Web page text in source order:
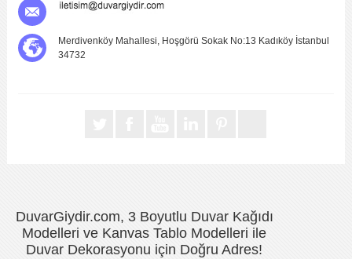
Merdivenköy Mahallesi, Hoşgörü Sokak No:13 Kadıköy İstanbul
34732
DuvarGiydir.com, 3 Boyutlu Duvar Kağıdı
Modelleri ve Kanvas Tablo Modelleri ile
Duvar Dekorasyonu için Doğru Adres!